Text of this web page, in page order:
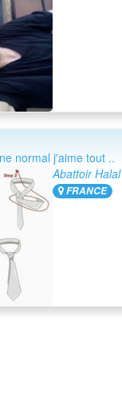
normal j'aime tout ..
Abattoir Halal
FRANCE